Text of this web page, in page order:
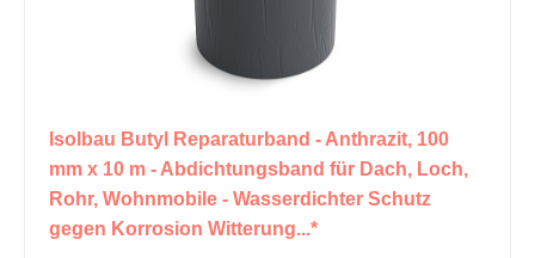
Isolbau Butyl Reparaturband - Anthrazit, 100
mm x 10 m - Abdichtungsband für Dach, Loch,
Rohr, Wohnmobile - Wasserdichter Schutz
gegen Korrosion Witterung...*